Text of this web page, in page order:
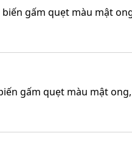
gấm quẹt màu mật
gấm quẹt màu mật